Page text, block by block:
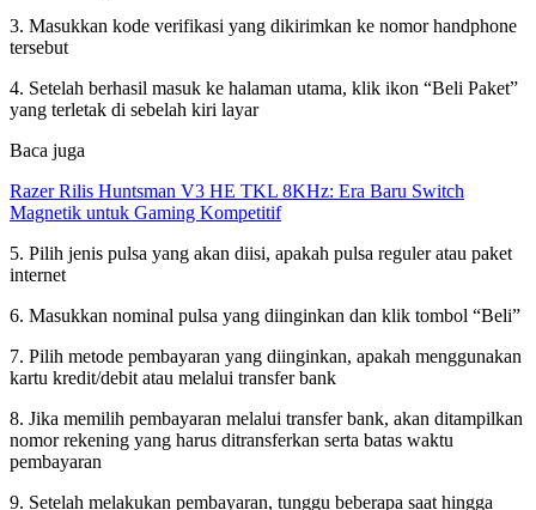
3. Masukkan kode verifikasi yang dikirimkan ke nomor handphone
tersebut
4. Setelah berhasil masuk ke halaman utama, klik ikon “Beli Paket”
yang terletak di sebelah kiri layar
Baca juga
Razer Rilis Huntsman V3 HE TKL 8KHz: Era Baru Switch
Magnetik untuk Gaming Kompetitif
5. Pilih jenis pulsa yang akan diisi, apakah pulsa reguler atau paket
internet
6. Masukkan nominal pulsa yang diinginkan dan klik tombol “Beli”
7. Pilih metode pembayaran yang diinginkan, apakah menggunakan
kartu kredit/debit atau melalui transfer bank
8. Jika memilih pembayaran melalui transfer bank, akan ditampilkan
nomor rekening yang harus ditransferkan serta batas waktu
pembayaran
9. Setelah melakukan pembayaran, tunggu beberapa saat hingga